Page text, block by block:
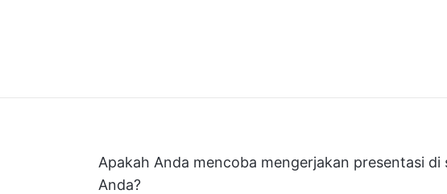
Apakah Anda mencoba mengerjakan presentasi
Anda?